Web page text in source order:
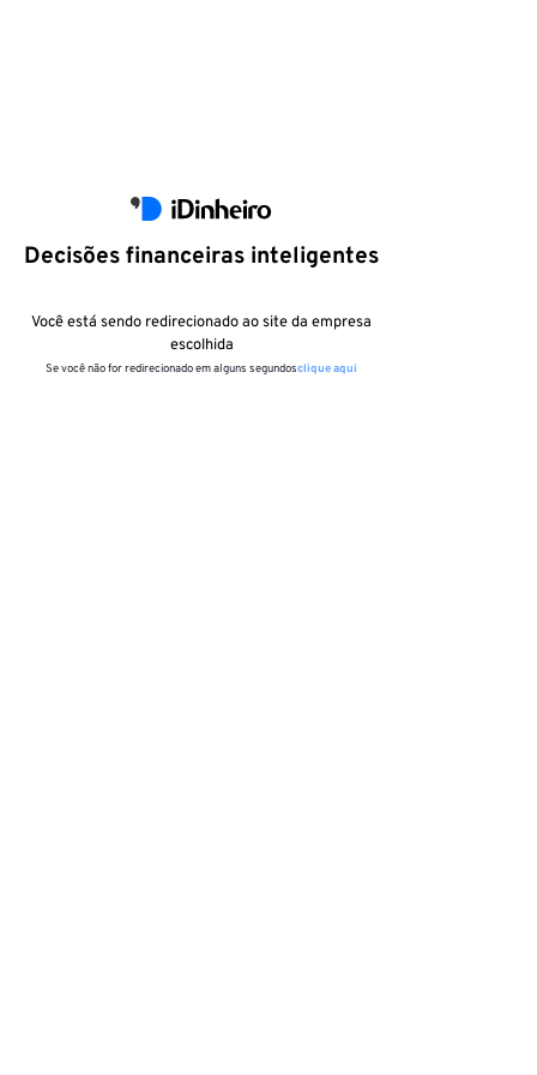
Decisões financeiras inteligentes
Você está sendo redirecionado ao site da empresa
escolhida
Se você não for redirecionado em alguns segundosclique aqui